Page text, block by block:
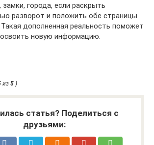
замки, города, если раскрыть
разворот и положить обе страницы
дополненная реальность поможет
новую информацию.
из 5 )
статья? Поделиться с
друзьями: